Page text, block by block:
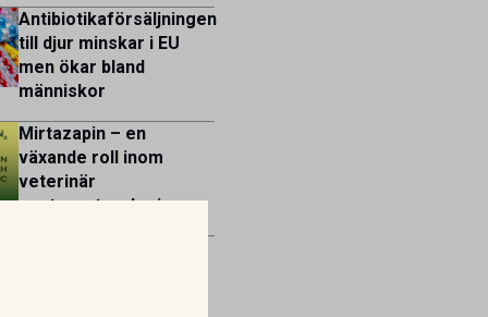
Antibiotikaförsäljningen
till djur minskar i EU
men ökar bland
människor
Mirtazapin – en
växande roll inom
veterinär
gastroenterologi